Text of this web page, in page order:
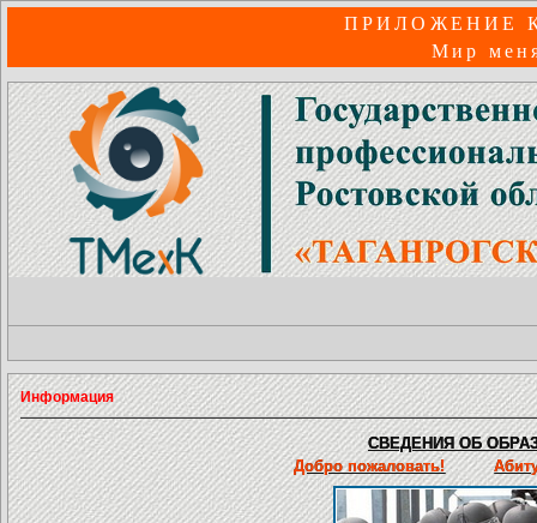
ПРИЛОЖЕНИЕ
Мир
Информация
СВЕДЕНИЯ ОБ
Добро пожаловать!